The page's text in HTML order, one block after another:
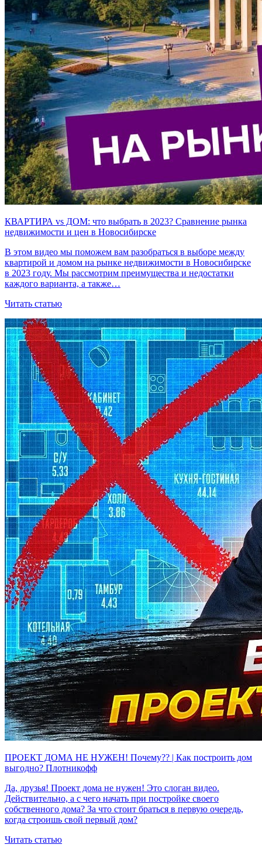
КВАРТИРА vs ДОМ: что выбрать в 2023? Сравнение рынка
недвижимости и цен в Новосибирске
В этом видео мы поможем вам разобраться в выборе между
квартирой и домом на рынке недвижимости в Новосибирске
в 2023 году. Мы рассмотрим преимущества и недостатки
каждого варианта, а также…
Читать статью
ПРОЕКТ ДОМА НЕ НУЖЕН! Почему?? | Как построить дом
выгодно? Плотникофф
Да, друзья! Проект дома не нужен! Это слоган видео.
Действительно, а с чего начать при постройке своего
собственного дома? За что стоит браться в первую очередь,
когда строишь свой первый дом?
Читать статью